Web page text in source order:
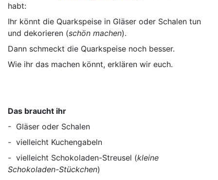
habt:
Ihr könnt die Quarkspeise in Gläser oder Schalen tun
und dekorieren (schön machen).
Dann schmeckt die Quarkspeise noch besser.
Wie ihr das machen könnt, erklären wir euch.
Das braucht ihr
- Gläser oder Schalen
- vielleicht Kuchengabeln
- vielleicht Schokoladen-Streusel (kleine
Schokoladen-Stückchen)